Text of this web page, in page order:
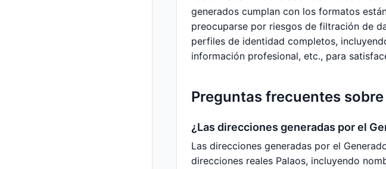
generados cumplan con los formatos
preocuparse por riesgos de filtración de
perfiles de identidad completos,
información profesional, etc., para
Preguntas frecuentes
¿Las direcciones generadas por el
Las direcciones generadas por el
direcciones reales Palaos, incluyendo